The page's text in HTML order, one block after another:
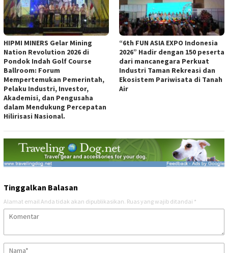
HIPMI MINERS Gelar Mining
Nation Revolution 2026 di
Pondok Indah Golf Course
Ballroom: Forum
Mempertemukan Pemerintah,
Pelaku Industri, Investor,
Akademisi, dan Pengusaha
dalam Mendukung Percepatan
Hilirisasi Nasional.
“6th FUN ASIA EXPO Indonesia
2026” Hadir dengan 150 peserta
dari mancanegara Perkuat
Industri Taman Rekreasi dan
Ekosistem Pariwisata di Tanah
Air
Tinggalkan Balasan
Alamat email Anda tidak akan dipublikasikan. Ruas yang wajib ditandai *